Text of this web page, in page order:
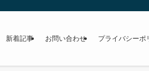
新着記事 お問い合わせ プライバシーポ